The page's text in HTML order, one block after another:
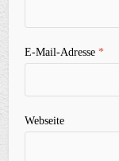
E-Mail-Adresse*
Webseite